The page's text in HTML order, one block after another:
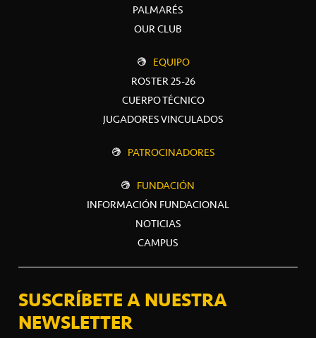
PALMARÉS
OUR CLUB
EQUIPO
ROSTER 25-26
CUERPO TÉCNICO
JUGADORES VINCULADOS
PATROCINADORES
FUNDACIÓN
INFORMACIÓN FUNDACIONAL
NOTICIAS
CAMPUS
SUSCRÍBETE A NUESTRA
NEWSLETTER